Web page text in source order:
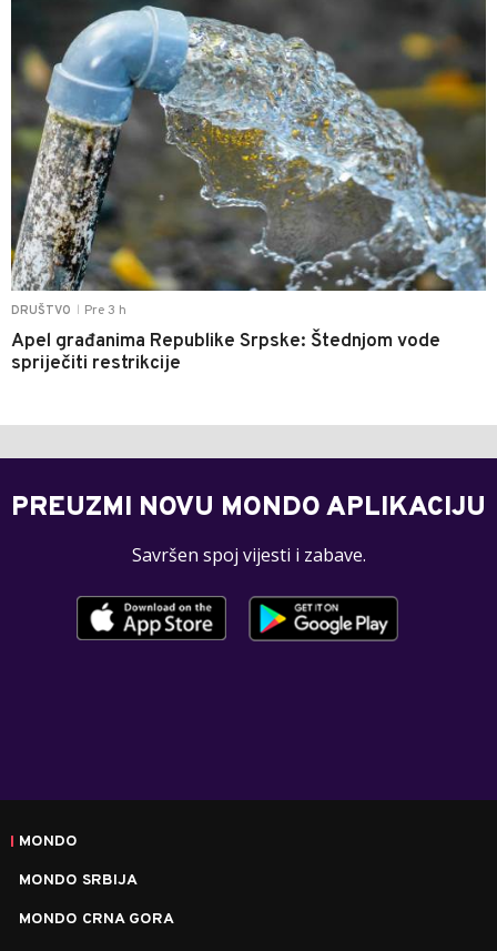
DRUŠTVO Pre 3 h
Apel građanima Republike Srpske: Štednjom vode
spriječiti restrikcije
PREUZMI NOVU MONDO APLIKACIJU
Savršen spoj vijesti i zabave.
MONDO
MONDO SRBIJA
MONDO CRNA GORA